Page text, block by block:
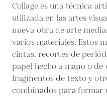
Collage es una técnica
utilizada en las artes
nueva obra de arte
varios materiales. Estos
cintas, recortes de
papel hecho a mano o
fragmentos de texto y
combinados para formar